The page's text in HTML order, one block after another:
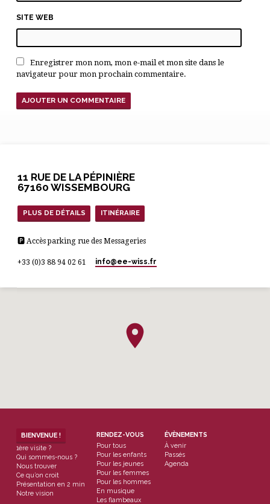
SITE WEB
Enregistrer mon nom, mon e-mail et mon site dans le
navigateur pour mon prochain commentaire.
11 RUE DE LA PÉPINIÈRE
67160 WISSEMBOURG
PLUS DE DÉTAILS ITINÉRAIRE
🅿 Accès parking rue des Messageries
+33 (0)3 88 94 02 61 info​@ee-wiss.fr
BIENVENUE !
1ère visite ?
Qui sommes-nous ?
Nous trouver
Ce qu’on croit
Présentation en 2 min
Notre vision
RENDEZ-VOUS
Pour tous
Pour les enfants
Pour les jeunes
Pour les femmes
Pour les hommes
En musique
Les flambeaux
ÉVÈNEMENTS
À venir
Passés
Agenda